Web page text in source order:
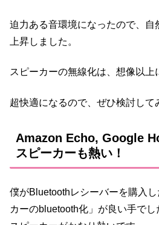
迫力ある音環境になったので、自
上昇しました。
スピーカーの無線化は、想像以上
超快適になるので、ぜひ検討して
Amazon Echo, Google
スピーカーも熱い！
僕がBluetoothレシーバーを購入
カーのbluetooth化」が良い手でし